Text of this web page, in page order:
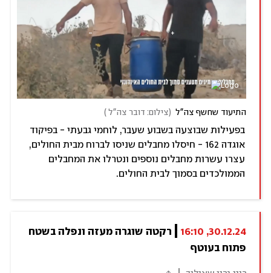
התיעוד שחשף צה"ל (צילום: דובר צה"ל )
בפעילות שבוצעה בשבוע שעבר, לוחמי גבעתי - בפיקוד
אוגדה 162 - חיסלו מחבלים שניסו לברוח מבית החולים,
עצרו עשרות מחבלים נוספים ונטרלו את המחבלים
הממולכדים בסמוך לבית החולים.
30.12.24, 16:10
פתוח בעוטף